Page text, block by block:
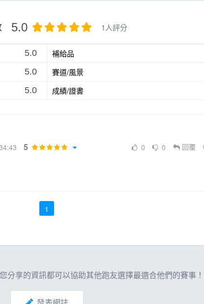
5.0 1人評分
5.0 補給品
5.0 賽道/風景
5.0 成績/證書
5 回覆
0
0
1
分享的資訊都可以協助其他跑友選擇最適合他們的賽事！